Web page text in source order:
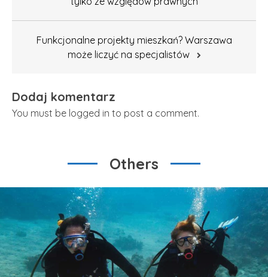
Funkcjonalne projekty mieszkań? Warszawa
może liczyć na specjalistów
Dodaj komentarz
You must be logged in to post a comment.
Others